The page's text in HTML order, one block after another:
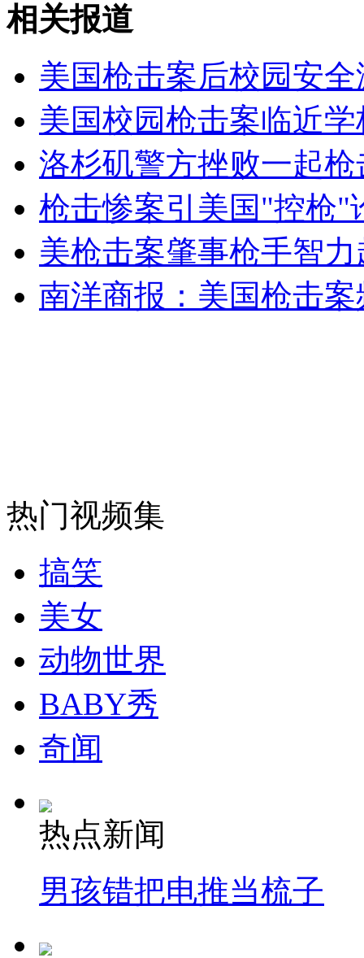
山西运城恶犬咬伤多人 警民合力深夜将其击毙
女孩北京地铁殴打老人 痛下狠手拳打脚踢
无痛分娩是否安全 医生回应
外交部：反对强权政治霸凌主义
外交部：有关国家言论片面不公正
消防员救轻生者 花炮节热闹非凡
纽约上演“枕头大战”
司机酒驾遇交警 急速倒车逃窜
相关报道
美国枪击案后校园安
美国校园枪击案临近
洛杉矶警方挫败一起
枪击惨案引美国"控枪"
美枪击案肇事枪手智
南洋商报：美国枪击
热门视频集
搞笑
美女
动物世界
BABY秀
奇闻
热点新闻
男孩错把电推当梳子